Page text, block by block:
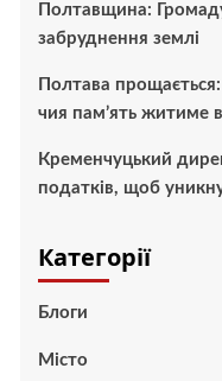
Полтавщина:
забруднення землі
Полтава
чия пам’ять житиме
Кременчуцький
податків, щоб
Категорії
Блоги
Місто